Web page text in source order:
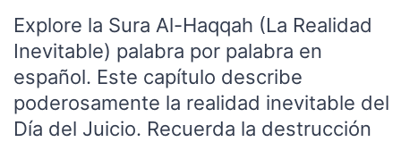
Explore la Sura Al-Haqqah (La Realidad
Inevitable) palabra por palabra en
español. Este capítulo describe
poderosamente la realidad inevitable del
Día del Juicio. Recuerda la destrucción